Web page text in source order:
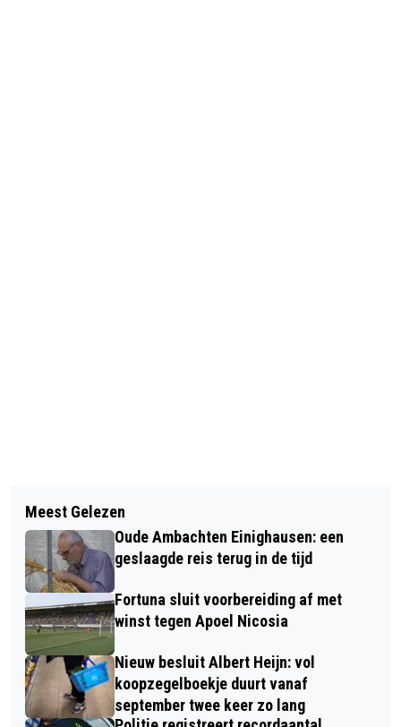
TWEE KOREN GEVEN VERRASSEND
VOORJAARSCONCERT IN SITTARD
FORTUNA MEMBERSHIP PER
VANDAAG WEER VERKRIJGBAAR
Meest Gelezen
Oude Ambachten Einighausen: een
geslaagde reis terug in de tijd
Fortuna sluit voorbereiding af met
winst tegen Apoel Nicosia
Nieuw besluit Albert Heijn: vol
koopzegelboekje duurt vanaf
september twee keer zo lang